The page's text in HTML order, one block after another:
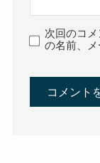
次回のコ
の名前、メ